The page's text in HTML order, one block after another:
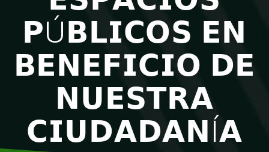
𝗣Ú𝗕𝗟𝗜𝗖𝗢𝗦 𝗘𝗡
𝗕𝗘𝗡𝗘𝗙𝗜𝗖𝗜𝗢 𝗗𝗘
𝗡𝗨𝗘𝗦𝗧𝗥𝗔
𝗖𝗜𝗨𝗗𝗔𝗗𝗔𝗡Í𝗔